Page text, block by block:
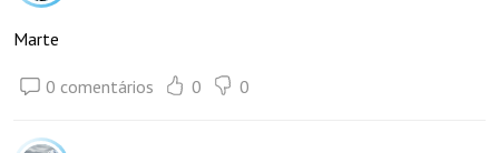
Marte
0 comentários 0 0